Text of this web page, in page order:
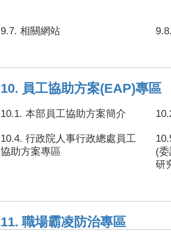
9.7. 相關網站
10. 員工協助方案(EAP)專區
10.1. 本部員工協助方案簡介
10.4. 行政院人事行政總處員工
協助方案專區
(
研
11. 職場霸凌防治專區